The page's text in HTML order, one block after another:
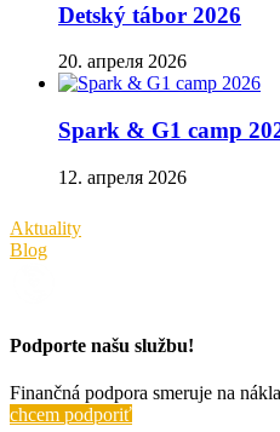
Detský tábor 2026
20. апреля 2026
Spark & G1 camp
12. апреля 2026
Aktuality
Blog
Podporte našu službu!
Finančná podpora smeruje na
chcem podporiť